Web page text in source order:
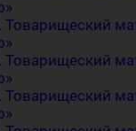
Товарищеский
Товарищеский
Товарищеский